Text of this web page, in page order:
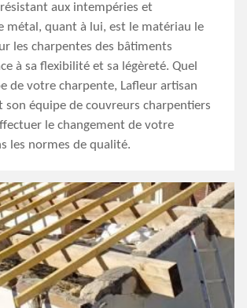
aux intempéries et
métal, quant à lui, est le matériau le
les charpentes des bâtiments
à sa flexibilité et sa légèreté. Quel
de votre charpente, Lafleur artisan
son équipe de couvreurs charpentiers
le changement de votre
les normes de qualité.